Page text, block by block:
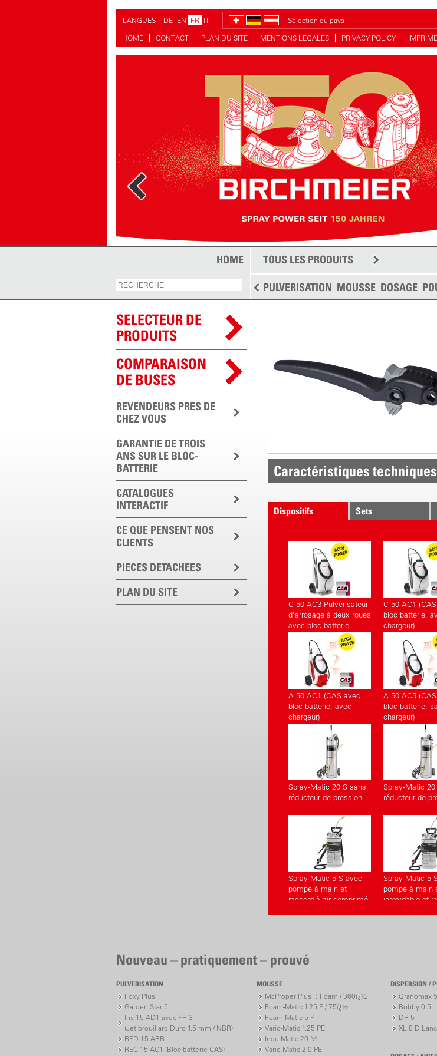
LANGUES DE EN FR IT
Sélection du pays
HOME
CONTACT PLAN DU SITE MENTIONS LEGALES PRIVACY POLICY
HOME TOUS LES PRODUITS
PULVERISATION MOUSSE DOSAGE
SELECTEUR DE
PRODUITS
COMPARAISON
DE BUSES
REVENDEURS PRES DE
CHEZ VOUS
GARANTIE DE TROIS
ANS SUR LE BLOC-
BATTERIE
CATALOGUES
INTERACTIF
CE QUE PENSENT NOS
CLIENTS
PIECES DETACHEES
PLAN DU SITE
Caractéristiques techniques
Dispositifs
Sets
C 50 AC3 Pulvérisateur
d'arrosage à deux roues
avec bloc batterie
C 50 AC1
bloc batterie,
chargeur)
A 50 AC1 (CAS avec
bloc batterie, avec
chargeur)
A 50 AC5
bloc batterie,
chargeur)
Spray-Matic 20 S sans
réducteur de pression
Spray-Matic 20
réducteur de
Spray-Matic 5 S avec
pompe à main et
raccord à air comprimé
Spray-Matic 5
pompe à main
inoxydable et
Nouveau – pratiquement – prouvé
PULVERISATION
Foxy Plus
Garden Star 5
Iris 15 AD1 avec PR 3
(Jet brouillard Duro 1.5 mm / NBR)
RPD 15 ABR
REC 15 AC1 (Bloc batterie CAS)
MOUSSE
McProper Plus P, Foam / 360ï¿½
Foam-Matic 1.25 P / 75ï¿½
Foam-Matic 5 P
Vario-Matic 1.25 PE
Indu-Matic 20 M
Vario-Matic 2.0 PE
DISPERSION /
Granomax 5
Bobby 0.5
DR 5
XL 8 D